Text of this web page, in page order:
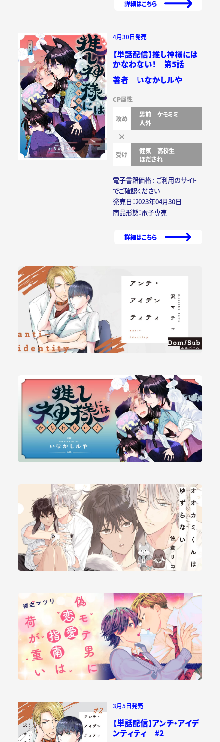
詳細はこちら
4月30日発売
【単話配信】推し神様には
かなわない！ 第5話
著者 いなかしルや
CP属性
攻め 男前
ケモミミ
人外
受け 健気
高校生
ほだされ
電子書籍価格 : ご利用のサイト
でご確認ください
発売日：2023年04月30日
商品形態：電子専売
詳細はこちら
3月5日発売
【単話配信】アンチ・アイデ
ンティティ #2